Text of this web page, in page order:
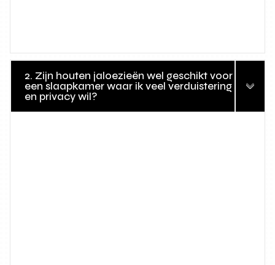
2. Zijn houten jaloezieën wel geschikt voor
een slaapkamer waar ik veel verduistering
en privacy wil?